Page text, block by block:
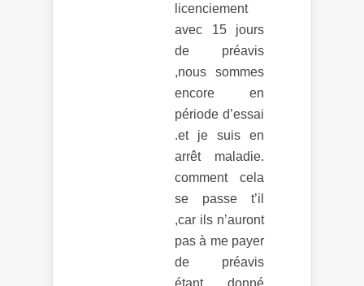
licenciement
avec 15 jours
de préavis
,nous sommes
encore en
période d’essai
.et je suis en
arrêt maladie.
comment cela
se passe t’il
,car ils n’auront
pas à me payer
de préavis
étant donné